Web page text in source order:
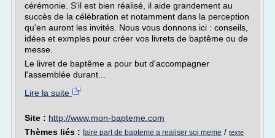
cérémonie. S'il est bien réalisé, il aide grandement au
succès de la célébration et notamment dans la perception
qu'en auront les invités. Nous vous donnons ici : conseils,
idées et exmples pour créer vos livrets de baptême ou de
messe.
Le livret de baptême a pour but d'accompagner
l'assemblée durant...
Lire la suite
Site : http://www.mon-bapteme.com
Thèmes liés : faire part de bapteme a realiser soi meme / texte